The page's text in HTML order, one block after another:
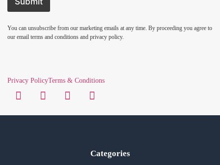
You can unsubscribe from our marketing emails at any time. By proceeding you agree to
our email terms and conditions and privacy policy.
Privacy PolicyTerms & Conditions
Categories